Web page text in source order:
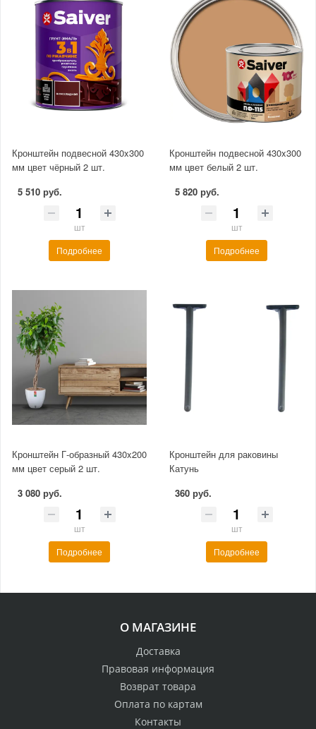
Кронштейн подвесной 430x300
мм цвет чёрный 2 шт.
5 510 руб.
шт
Подробнее
Кронштейн подвесной 430x300
мм цвет белый 2 шт.
5 820 руб.
шт
Подробнее
Кронштейн Г-образный 430x200
мм цвет серый 2 шт.
3 080 руб.
шт
Подробнее
Кронштейн для раковины
Катунь
360 руб.
шт
Подробнее
О МАГАЗИНЕ
Доставка
Правовая информация
Возврат товара
Оплата по картам
Контакты